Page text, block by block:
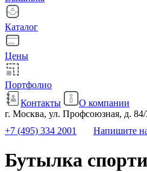
Каталог
Цены
Портфолио
Контакты
О компании
г. Москва, ул. Профсоюзная, д. 84/
+7 (495) 334 2001
Напишите
Бутылка